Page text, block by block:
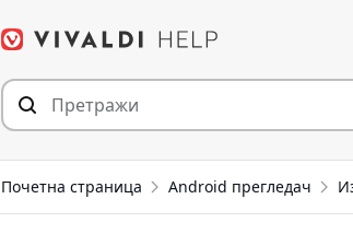
Почетна страница Android прегледач